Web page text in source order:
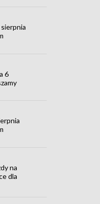
sierpnia
6
na
dla